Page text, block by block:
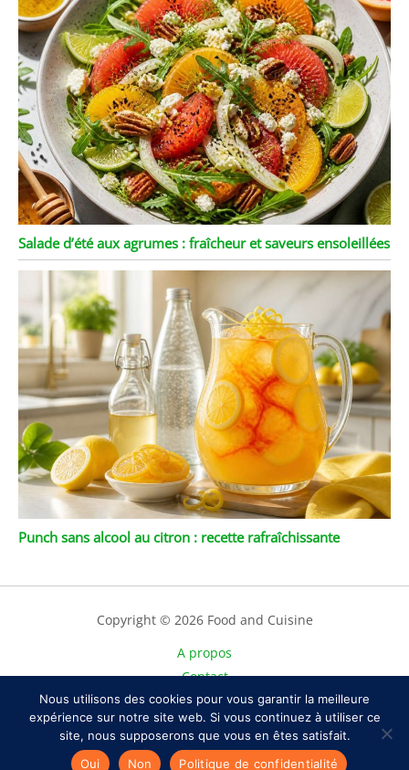
Salade d’été aux agrumes : fraîcheur et saveurs ensoleillées
Punch sans alcool au citron : recette rafraîchissante
Copyright © 2026 Food and Cuisine
A propos
Contact
Plan du site
Mentions légales
Politique de confidentialité
Nous utilisons des cookies pour vous garantir la meilleure
expérience sur notre site web. Si vous continuez à utiliser ce
site, nous supposerons que vous en êtes satisfait.
Oui
Non Politique de confidentialité